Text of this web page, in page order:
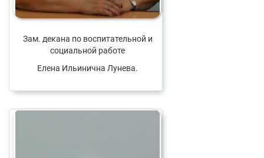
Зам. декана по воспитательной и
социальной работе
Елена Ильинична Лунева.